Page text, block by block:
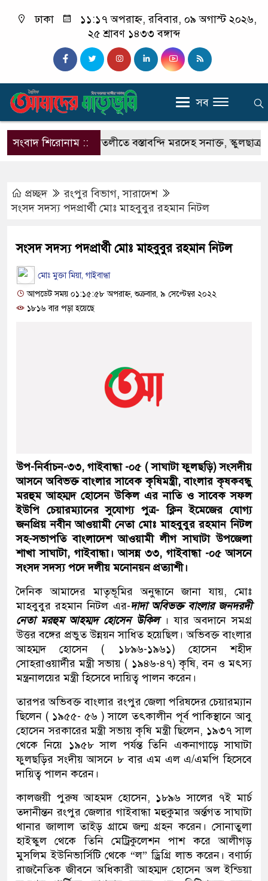
ঢাকা
১১:১৭ অপরাহ্ন, রবিবার, ০৯ অগাস্ট ২০২৬,
২৫ শ্রাবণ ১৪৩৩ বঙ্গাব্দ
সব
সংবাদ শিরোনাম ::
বরগুনার আমতলীতে বস্তাবন্দি মরদেহ সনাক্ত, স্কুলছাত্র হত্যার
প্রচ্ছদ রংপুর বিভাগ,সারাদেশ
সংসদ সদস্য পদপ্রার্থী মোঃ মাহবুবুর রহমান নিটল
সংসদ সদস্য পদপ্রার্থী মোঃ মাহবুবুর রহমান নিটল
মোঃ মুক্তা মিয়া, গাইবান্ধা
আপডেট সময় ০১:১৫:৫৮ অপরাহ্ন, শুক্রবার, ৯ সেপ্টেম্বর ২০২২
১৮১৬ বার পড়া হয়েছে
উপ-নির্বাচন-৩৩, গাইবান্ধা -০৫ ( সাঘাটা ফুলছড়ি) সংসদীয়
আসনে অবিভক্ত বাংলার সাবেক কৃষিমন্ত্রী, বাংলার কৃষকবন্ধু
মরহুম আহম্মদ হোসেন উকিল এর নাতি ও সাবেক সফল
ইউপি চেয়ারম্যানের সুযোগ্য পুত্র- ক্লিন ইমেজের যোগ্য
জনপ্রিয় নবীন আওয়ামী নেতা মোঃ মাহবুবুর রহমান নিটল
সহ-সভাপতি বাংলাদেশ আওয়ামী লীগ সাঘাটা উপজেলা
শাখা সাঘাটা, গাইবান্ধা। আসন্ন ৩৩, গাইবান্ধা -০৫ আসনে
সংসদ সদস্য পদে দলীয় মনোনয়ন প্রত্যাশী।
দৈনিক আমাদের মাতৃভূমির অনুন্ধানে জানা যায়, মোঃ
মাহবুবুর রহমান নিটল এর-দাদা অবিভক্ত বাংলার জনদরদী
নেতা মরহুম আহম্মদ হোসেন উকিল । যার অবদানে সমগ্র
উত্তর বঙ্গের প্রভুত উন্নয়ন সাধিত হয়েছিল। অভিবক্ত বাংলার
আহম্মদ হোসেন ( ১৮৯৬-১৯৬১) হোসেন শহীদ
সোহরাওয়ার্দীর মন্ত্রী সভায় ( ১৯৪৬-৪৭) কৃষি, বন ও মৎস্য
মন্ত্রনালয়ের মন্ত্রী হিসেবে দায়িত্ব পালন করেন।
তারপর অভিবক্ত বাংলার রংপুর জেলা পরিষদের চেয়ারম্যান
ছিলেন ( ১৯৫৫- ৫৬ ) সালে তৎকালীন পূর্ব পাকিস্থানে আবু
হোসেন সরকারের মন্ত্রী সভায় কৃষি মন্ত্রী ছিলেন, ১৯৩৭ সাল
থেকে নিয়ে ১৯৫৮ সাল পর্যন্ত তিনি একনাগাড়ে সাঘাটা
ফুলছড়ির সংদীয় আসনে ৮ বার এম এল এ/এমপি হিসেবে
দায়িত্ব পালন করেন।
কালজয়ী পুরুষ আহমদ হোসেন, ১৮৯৬ সালের ৭ই মার্চ
তদানীন্তন রংপুর জেলার গাইবান্ধা মহুকুমার অর্ন্তগত সাঘাটা
থানার জালাল তাইড় গ্রামে জন্ম গ্রহন করেন। সোনাতুলা
হাইস্কুল থেকে তিনি মেট্রিকুলেশন পাশ করে আলীগড়
মুসলিম ইউনিভার্সিটি থেকে “ল” ড্রিগ্রি লাভ করেন। বণার্ঢ্য
রাজনৈতিক জীবনে অধিকারী আহম্মদ হোসেন অল ইন্ডিয়া